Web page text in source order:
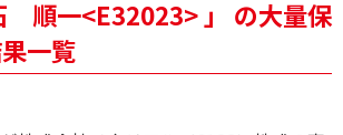
順一<E32023> 」 の大量保
一覧